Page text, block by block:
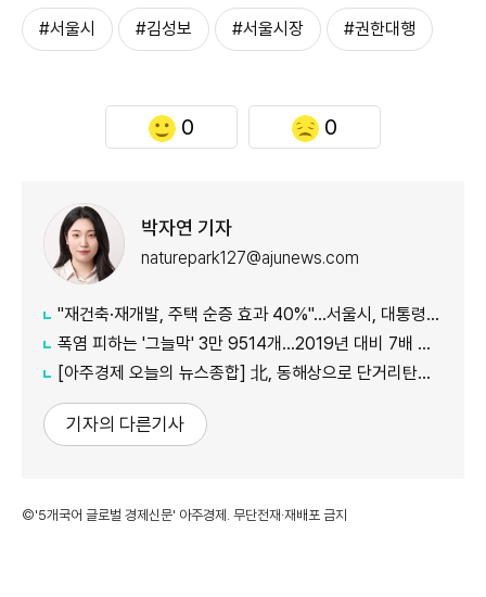
#서울시 #김성보 #서울시장 #권한대행
0 0
박자연 기자
naturepark127@ajunews.com
"재건축·재개발, 주택 순증 효과 40%"...서울시, 대통령실에 정비사업 '백서' 전달
폭염 피하는 '그늘막' 3만 9514개…2019년 대비 7배 증가
[아주경제 오늘의 뉴스종합] 北, 동해상으로 단거리탄도미사일 발사…42일 만에 도발 外
기자의 다른기사
©'5개국어 글로벌 경제신문' 아주경제. 무단전재·재배포 금지